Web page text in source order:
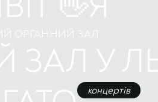
ОРГАННИЙ ЗАЛ.
У
концертів